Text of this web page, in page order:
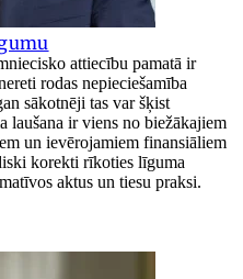
attiecību pamatā ir
rodas nepieciešamība
sākotnēji tas var šķist
laušana ir viens no biežākajiem
un ievērojamiem finansiāliem
korekti rīkoties līguma
aktus un tiesu praksi.